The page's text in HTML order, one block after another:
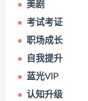
美剧
考试考证
职场成长
自我提升
蓝光VIP
认知升级